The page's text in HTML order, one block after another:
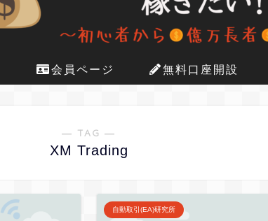
会員ページ 無料口座開設
― TAG ―
XM Trading
自動取引(EA)研究所